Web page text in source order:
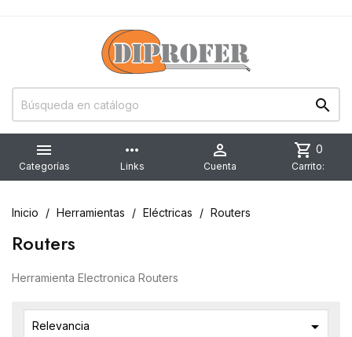


Categorías
more_horiz
Links

Cuenta
shopping_cart 0
Carrito:
Inicio Herramientas Eléctricas Routers
Routers
Herramienta Electronica Routers
Relevancia 